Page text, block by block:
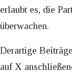
erlaubt es, die
überwachen.
Derartige
auf X